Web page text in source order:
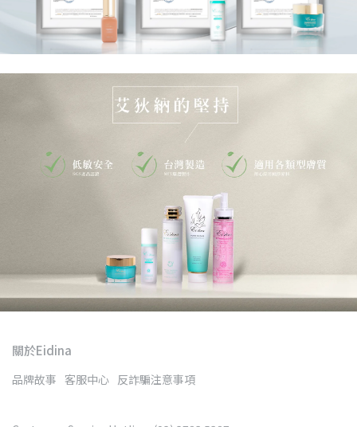
關於Eidina
品牌故事 客服中心 反詐騙注意事項